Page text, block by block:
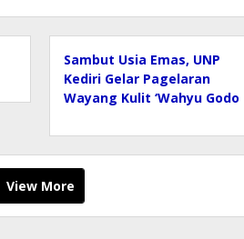
Sambut Usia Emas, UNP
Kediri Gelar Pagelaran
Wayang Kulit ‘Wahyu Godo
Anugerah Unggul 2026
View More